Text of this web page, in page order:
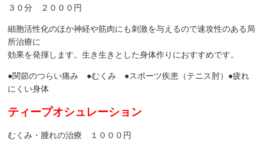
３０分 ２０００円
細胞活性化のほか神経や筋肉にも刺激を与えるので速攻性のある局
所治療に
効果を発揮します。生き生きとした身体作りにおすすめです。
●関節のつらい痛み ●むくみ ●スポーツ疾患（テニス肘）●疲れ
にくい身体
ティープオシュレーション
むくみ・腫れの治療 １０００円